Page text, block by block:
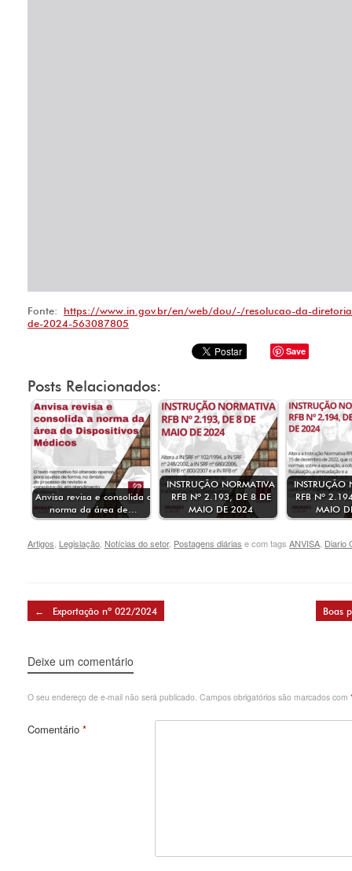
Fonte: https://www.in.gov.br/en/web/dou/-/resolucao-da-
de-2024-563087805
Save
Posts Relacionados:
Anvisa revisa e consolida a
norma da área de…
INSTRUÇÃO NORMATIVA
RFB Nº 2.193, DE 8 DE
MAIO DE 2024
INSTRUÇÃO
RFB Nº
MAIO
Artigos Legislação Notícias do setor, Postagens diárias e com tags ANVISA Diario
Post navigation
← Exportação nº 022/2024 Boas
Deixe um comentário
O seu endereço de e-mail não será publicado. Campos obrigatórios são marcados com
Comentário *